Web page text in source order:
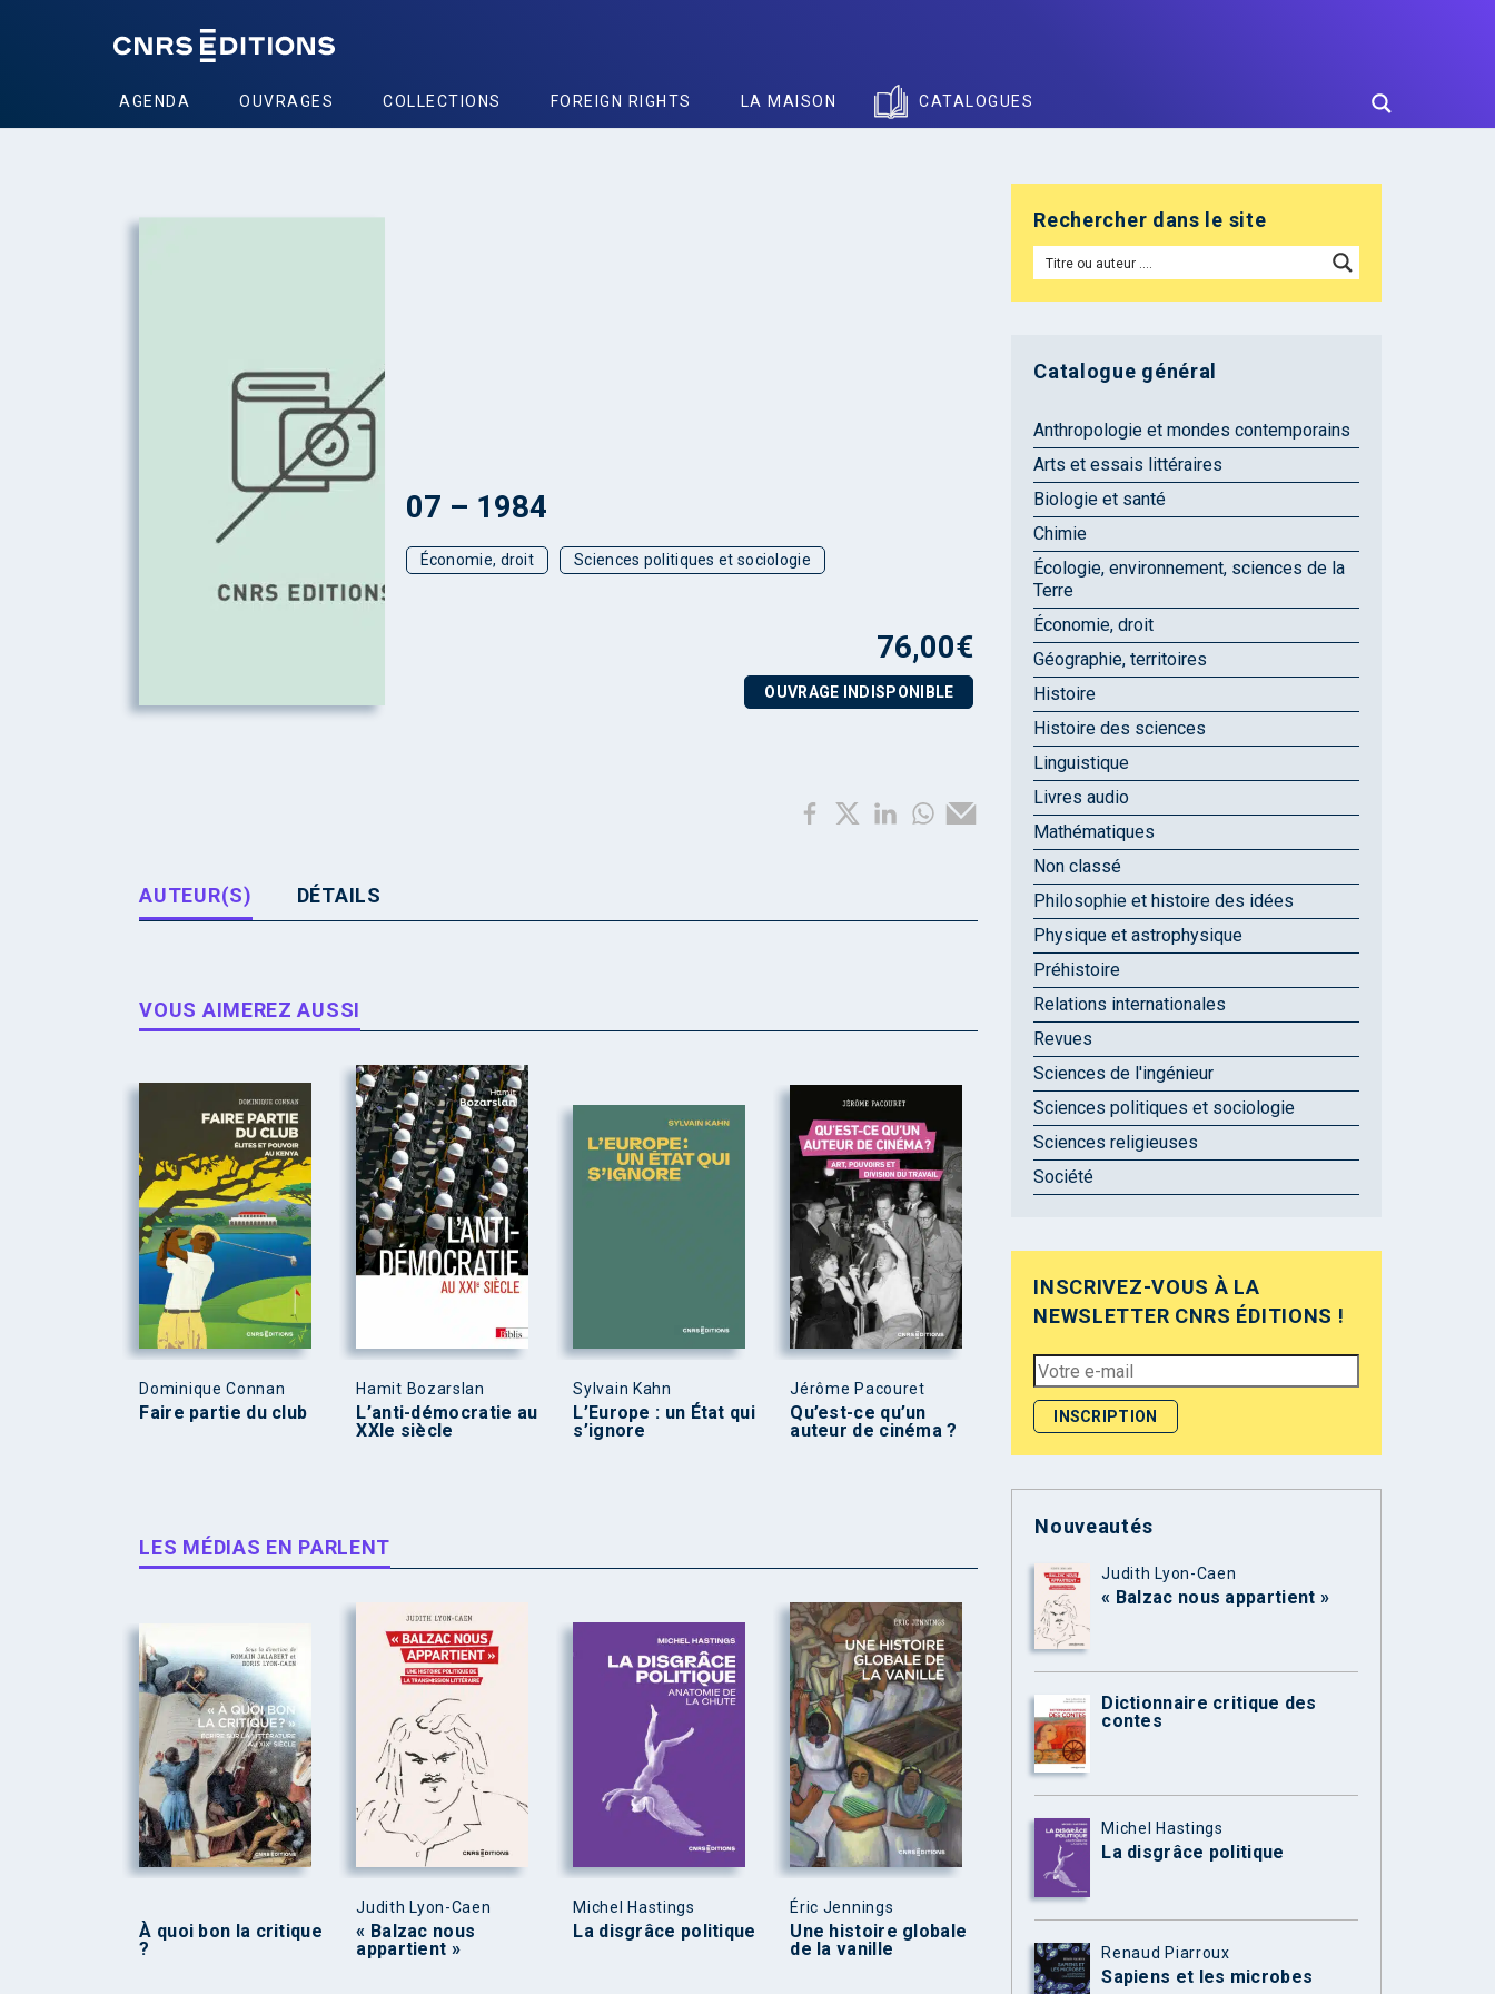
AGENDA OUVRAGES COLLECTIONS FOREIGN RIGHTS LA MAISON CATALOGUES
07 – 1984
Économie, droit Sciences politiques et sociologie
76,00€
OUVRAGE INDISPONIBLE
AUTEUR(S) DÉTAILS
VOUS AIMEREZ AUSSI
Dominique Connan
Faire partie du club
Hamit Bozarslan
L’anti-démocratie au
XXIe siècle
Sylvain Kahn
L’Europe : un État qui
s’ignore
Jérôme Pacouret
Qu’est-ce qu’un
auteur de cinéma ?
LES MÉDIAS EN PARLENT
À quoi bon la critique
?
Judith Lyon-Caen
« Balzac nous
appartient »
Michel Hastings
La disgrâce politique
Éric Jennings
Une histoire globale
de la vanille
Rechercher dans le site
Catalogue général
Anthropologie et mondes contemporains
Arts et essais littéraires
Biologie et santé
Chimie
Écologie, environnement, sciences de la
Terre
Économie, droit
Géographie, territoires
Histoire
Histoire des sciences
Linguistique
Livres audio
Mathématiques
Non classé
Philosophie et histoire des idées
Physique et astrophysique
Préhistoire
Relations internationales
Revues
Sciences de l'ingénieur
Sciences politiques et sociologie
Sciences religieuses
Société
INSCRIVEZ-VOUS À LA
NEWSLETTER CNRS ÉDITIONS !
Nouveautés
Judith Lyon-Caen
« Balzac nous appartient »
Dictionnaire critique des
contes
Michel Hastings
La disgrâce politique
Renaud Piarroux
Sapiens et les microbes